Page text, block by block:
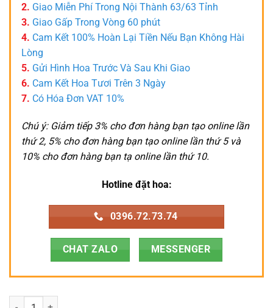
2. Giao Miễn Phí Trong Nội Thành 63/63 Tỉnh
3. Giao Gấp Trong Vòng 60 phút
4. Cam Kết 100% Hoàn Lại Tiền Nếu Bạn Không Hài
Lòng
5. Gửi Hình Hoa Trước Và Sau Khi Giao
6. Cam Kết Hoa Tươi Trên 3 Ngày
7. Có Hóa Đơn VAT 10%
Chú ý: Giảm tiếp 3% cho đơn hàng bạn tạo online lần
thứ 2, 5% cho đơn hàng bạn tạo online lần thứ 5 và
10% cho đơn hàng bạn tạ online lần thứ 10.
Hotline đặt hoa:
0396.72.73.74
CHAT ZALO MESSENGER
Hoa Giỏ - HG066 số lượng